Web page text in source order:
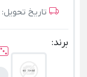
تاریخ تحویل:
برند: